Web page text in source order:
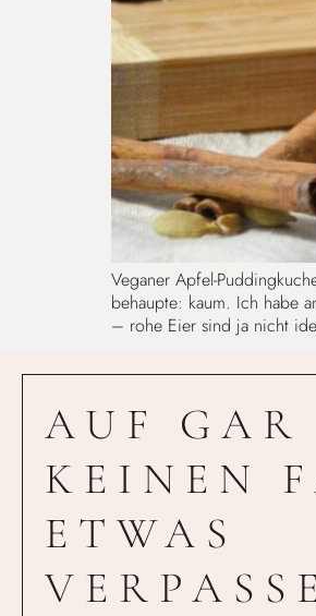
Veganer Apfel-
behaupte: kaum. Ich habe
– rohe Eier sind ja nicht
AUF GAR
KEINEN
ETWAS